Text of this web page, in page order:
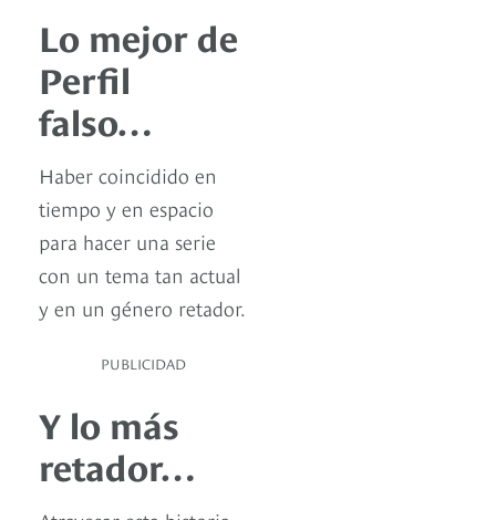
Lo mejor de
Perfil
falso…
Haber coincidido en
tiempo y en espacio
para hacer una serie
con un tema tan actual
y en un género retador.
PUBLICIDAD
Y lo más
retador…